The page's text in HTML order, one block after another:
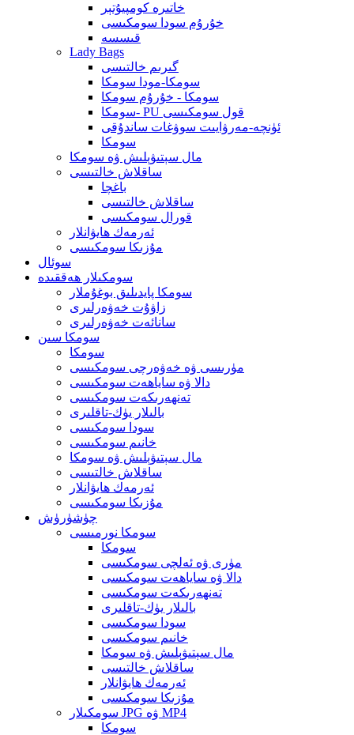
خاتىرە كومپيۇتېر
خۇرۇم سودا سومكىسى
قىسسە
Lady Bags
گىرىم خالتىسى
سومكا-مودا سومكا
سومكا - خۇرۇم سومكا
سومكا- PU قول سومكىسى
ئۈنچە-مەرۋايىت سوۋغات ساندۇقى
سومكا
مال سېتىۋېلىش ۋە سومكا
ساقلاش خالتىسى
باغچا
ساقلاش خالتىسى
قورال سومكىسى
ئەرمەك ھايۋانلار
مۇزىكا سومكىسى
سوئال
سومكىلار ھەققىدە
سومكا پايدىلىق بوغۇملار
زاۋۇت خەۋەرلىرى
سانائەت خەۋەرلىرى
سومكا سىن
سومكا
مۈرىسى ۋە خەۋەرچى سومكىسى
دالا ۋە ساياھەت سومكىسى
تەنھەرىكەت سومكىسى
بالىلار يۈك-تاقلىرى
سودا سومكىسى
خانىم سومكىسى
مال سېتىۋېلىش ۋە سومكا
ساقلاش خالتىسى
ئەرمەك ھايۋانلار
مۇزىكا سومكىسى
چۈشۈرۈش
سومكا نورمىسى
سومكا
مۈرى ۋە ئەلچى سومكىسى
دالا ۋە ساياھەت سومكىسى
تەنھەرىكەت سومكىسى
بالىلار يۈك-تاقلىرى
سودا سومكىسى
خانىم سومكىسى
مال سېتىۋېلىش ۋە سومكا
ساقلاش خالتىسى
ئەرمەك ھايۋانلار
مۇزىكا سومكىسى
سومكىلار JPG ۋە MP4
سومكا